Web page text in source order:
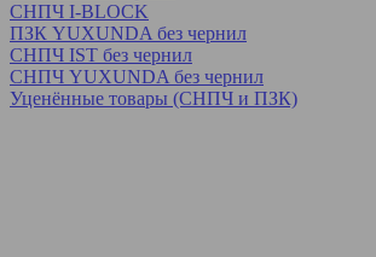
СНПЧ I-BLOCK
ПЗК YUXUNDA без чернил
СНПЧ IST без чернил
СНПЧ YUXUNDA без чернил
Уценённые товары (СНПЧ и ПЗК)